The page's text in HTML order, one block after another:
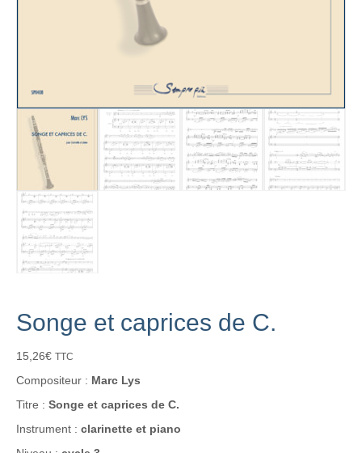
Songe et caprices de C.
15,26€ TTC
Compositeur : Marc Lys
Titre : Songe et caprices de C.
Instrument : clarinette et piano